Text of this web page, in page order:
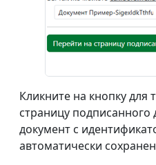
Кликните на кнопку для
страницу
документ с
автоматически